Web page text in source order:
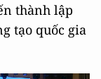
thành lập
tạo quốc gia